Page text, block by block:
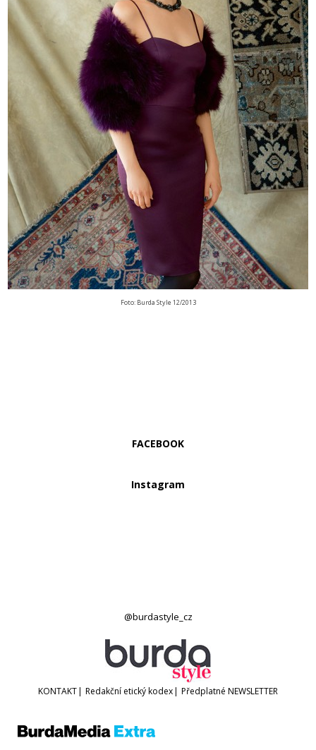
Foto: Burda Style 12/2013
FACEBOOK
Instagram
@burdastyle_cz
KONTAKT| Redakční etický kodex| Předplatné NEWSLETTER